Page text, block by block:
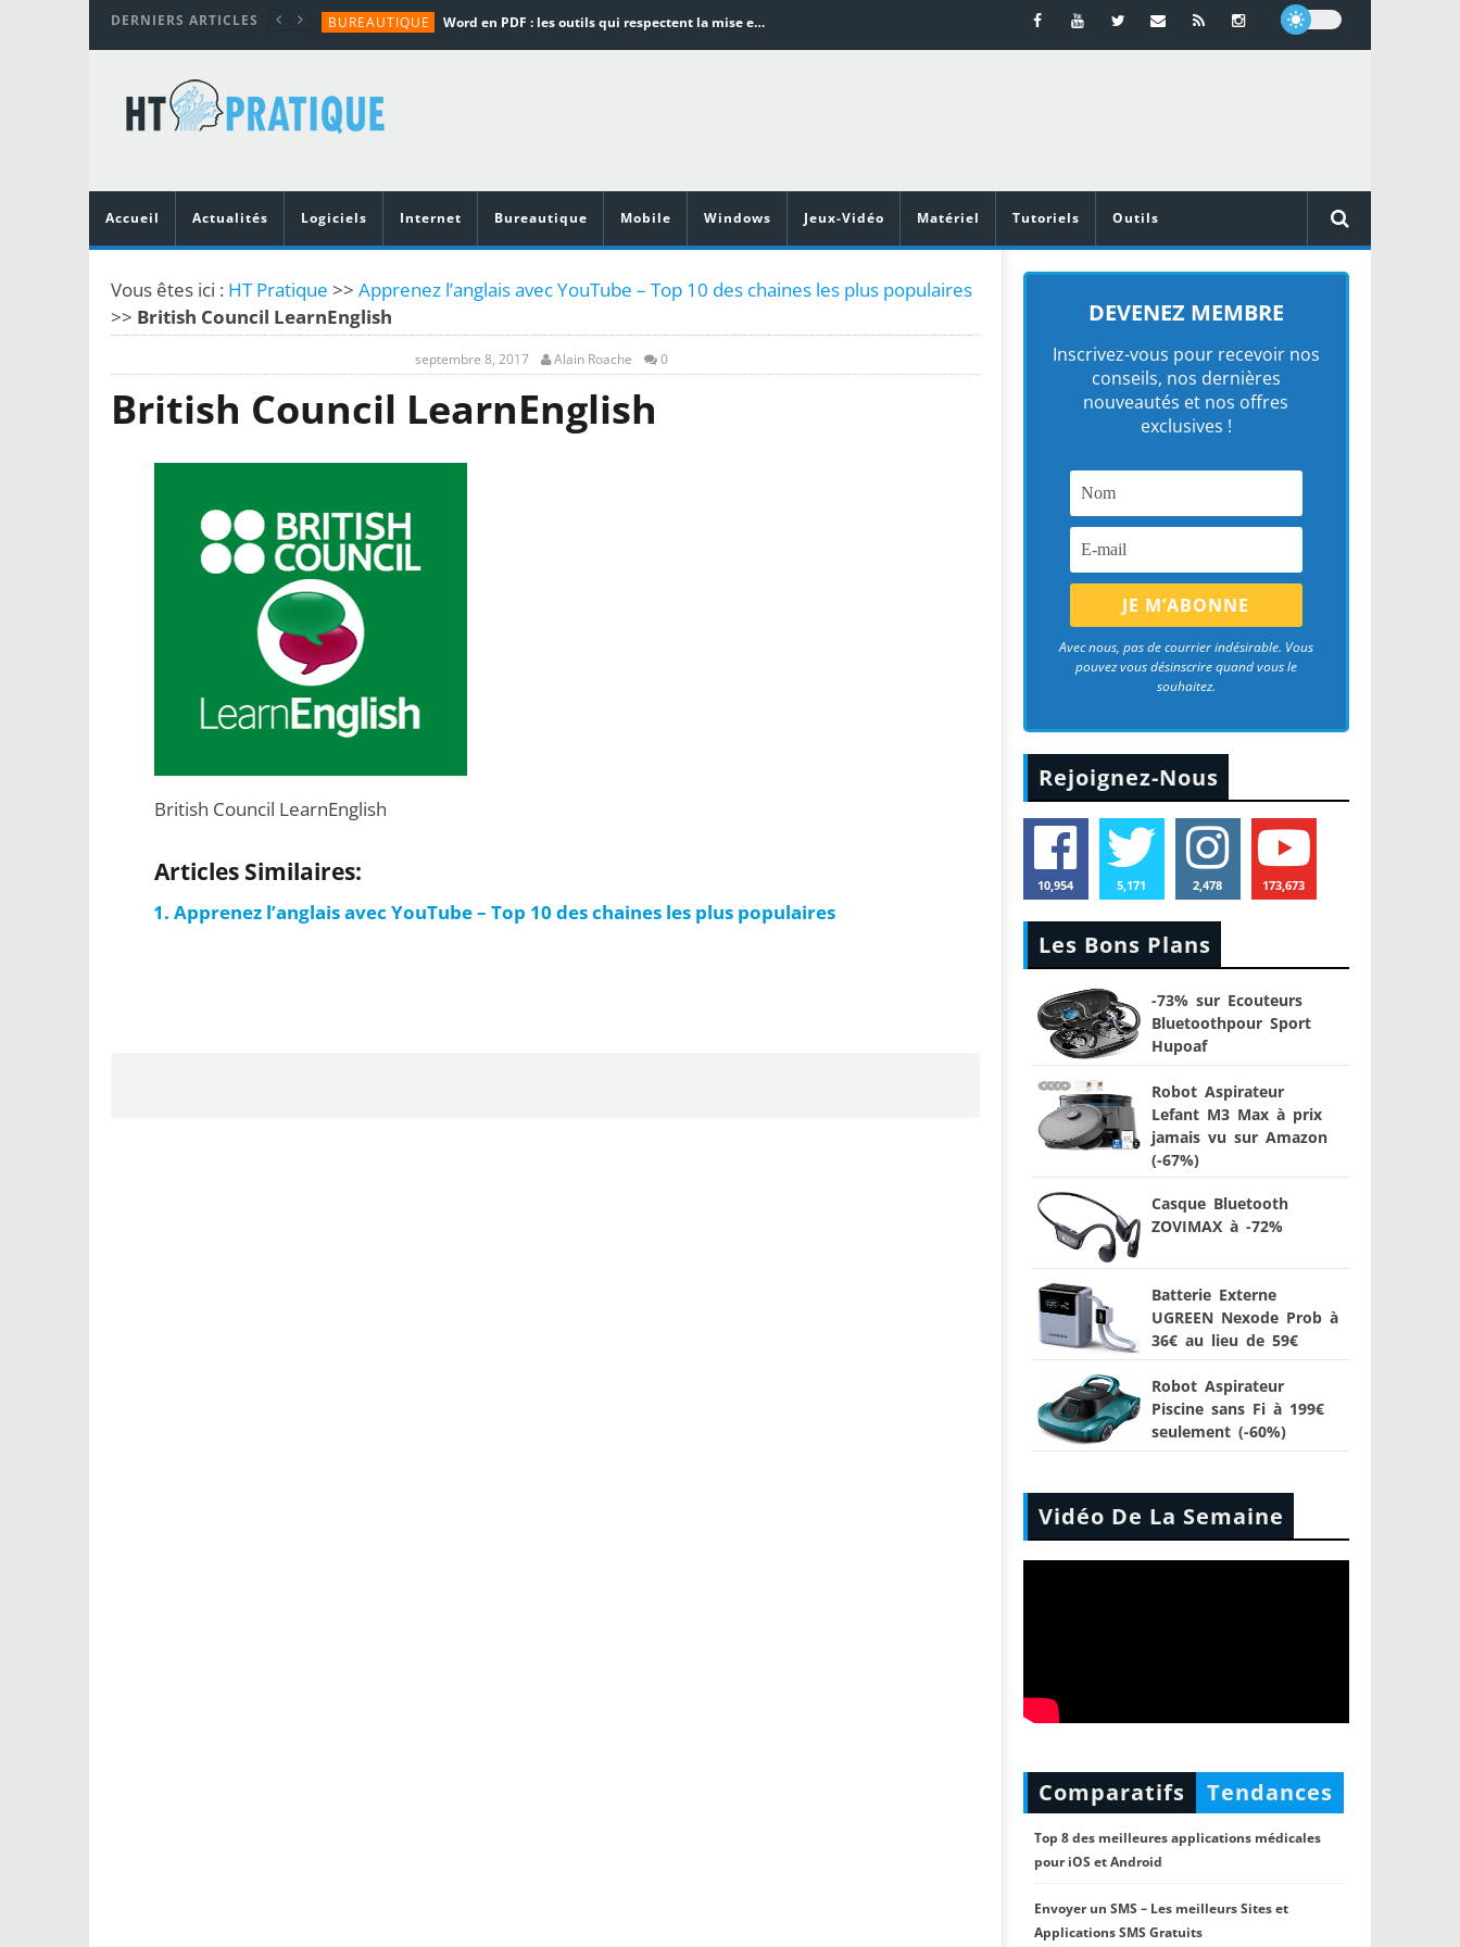
DERNIERS ARTICLES BUREAUTIQUE Word en PDF : les outils qui respectent la mise en page
TUTORIALS
MATÉRIEL
Vidéoprojecteurs Asus : Top 6 des meilleurs modèles de la marque
Accueil
Actualités Logiciels Internet Bureautique Mobile Windows Jeux-Vidéo Matériel Tutoriels Outils
Vous êtes ici : HT Pratique >> Apprenez l’anglais avec YouTube – Top 10 des chaines les plus populaires
>> British Council LearnEnglish
septembre 8, 2017 Alain Roache 0
British Council LearnEnglish
British Council LearnEnglish
Articles Similaires:
Apprenez l’anglais avec YouTube – Top 10 des chaines les plus populaires
DEVENEZ MEMBRE
Inscrivez-vous pour recevoir nos
conseils, nos dernières
nouveautés et nos offres
exclusives !
Avec nous, pas de courrier indésirable. Vous
pouvez vous désinscrire quand vous le
souhaitez.
Rejoignez-Nous
10,954 5,171 2,478 173,673
Les Bons Plans
-73% sur Ecouteurs
Bluetoothpour Sport
Hupoaf
Robot Aspirateur
Lefant M3 Max à prix
jamais vu sur Amazon
(-67%)
Casque Bluetooth
ZOVIMAX à -72%
Batterie Externe
UGREEN Nexode Prob à
36€ au lieu de 59€
Robot Aspirateur
Piscine sans Fi à 199€
seulement (-60%)
Vidéo De La Semaine
Comparatifs Tendances
Top 8 des meilleures applications médicales
pour iOS et Android
Envoyer un SMS – Les meilleurs Sites et
Applications SMS Gratuits